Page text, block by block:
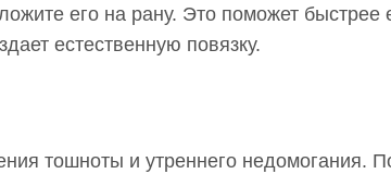
его на рану. Это поможет быстрее
естественную повязку.
тошноты и утреннего недомогания.